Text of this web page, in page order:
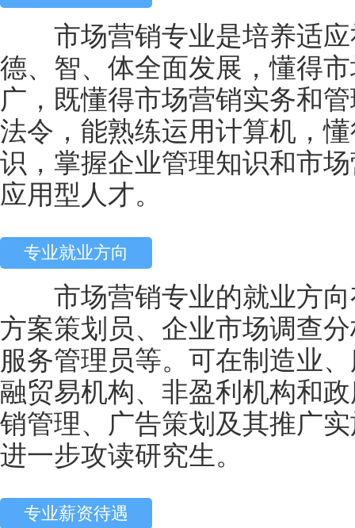
市场营销专业是培养适应
德、智、体全面发展，懂得
广，既懂得市场营销实务和
法令，能熟练运用计算机，
识，掌握企业管理知识和市
应用型人才。
专业就业方向
市场营销专业的就业方向
方案策划员、企业市场调查
服务管理员等。可在制造业
融贸易机构、非盈利机构和
销管理、广告策划及其推广
进一步攻读研究生。
专业薪资待遇